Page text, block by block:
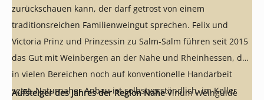
zurückschauen kann, der darf getrost von einem
traditionsreichen Familienweingut sprechen. Felix und
Victoria Prinz und Prinzessin zu Salm-Salm führen seit 2015
das Gut mit Weinbergen an der Nahe und Rheinhessen, das
in vielen Bereichen noch auf konventionelle Handarbeit
setzt. Naturnaher Anbau ist selbstverständlich, im Keller
Aufsteiger des Jahres der Region NaheVinum Weinguide